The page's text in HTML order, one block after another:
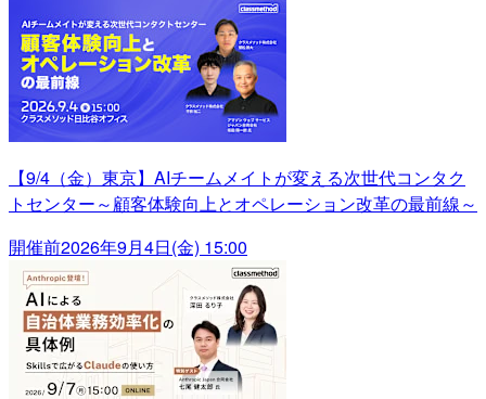
【9/4（金）東京】AIチームメイトが変える次世代コンタク
トセンター～顧客体験向上とオペレーション改革の最前線～
開催前2026年9月4日(金) 15:00